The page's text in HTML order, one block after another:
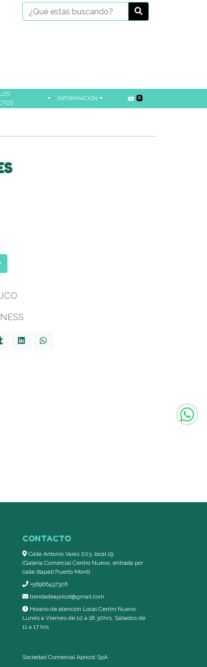
INFORMACIÓN 0
CONTACTO
Calle Antonio Varas 203, local 19
(Galería Comercial Centro Nuevo, entrada por
calle Illapel) Puerto Montt
+56966437326
tiendadeapricot@gmail.com
Horario de atención Local Centro Nuevo:
Lunes a Viernes de 10 a 18:30hrs, Sábados de
11 a 17 hrs
Sociedad Comercial Apricot SpA